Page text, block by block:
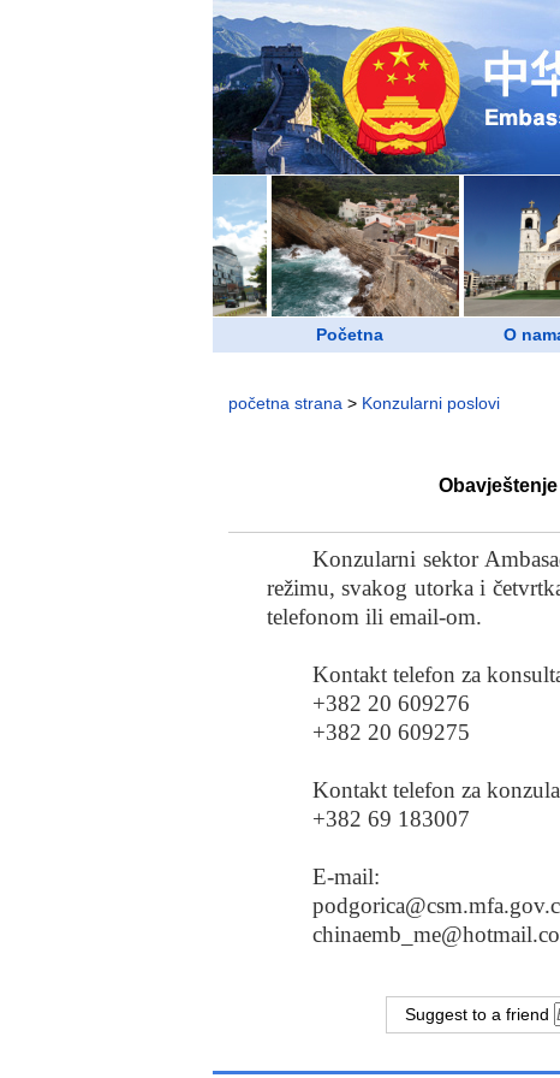
Početna O
početna strana > Konzularni poslovi
Konzularni sektor
režimu, svakog utorka i
telefonom ili email-om.
Kontakt telefon za
+382 20 609276
+382 20 609275
Kontakt telefon za
+382 69 183007
E-mail:
Suggest to a friend